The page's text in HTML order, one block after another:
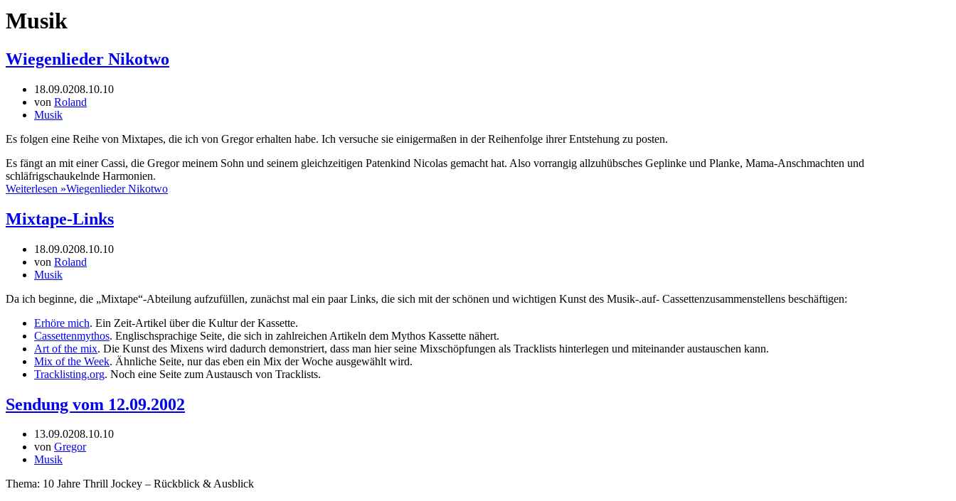
Musik
Wiegenlieder Nikotwo
18.09.0208.10.10
von Roland
Musik
Es folgen eine Reihe von Mixtapes, die ich von Gregor erhalten habe. Ich versuche sie einigermaßen in der Reihenfolge ihrer Entstehung zu posten.
Es fängt an mit einer Cassi, die Gregor meinem Sohn und seinem gleichzeitigen Patenkind Nicolas gemacht hat. Also vorrangig allzuhübsches Geplinke und Planke, Mama-Anschmachten und
schläfrigschaukelnde Harmonien.
Weiterlesen »Wiegenlieder Nikotwo
Mixtape-Links
18.09.0208.10.10
von Roland
Musik
Da ich beginne, die „Mixtape“-Abteilung aufzufüllen, zunächst mal ein paar Links, die sich mit der schönen und wichtigen Kunst des Musik-.auf- Cassettenzusammenstellens beschäftigen:
Erhöre mich. Ein Zeit-Artikel über die Kultur der Kassette.
Cassettenmythos. Englischsprachige Seite, die sich in zahlreichen Artikeln dem Mythos Kassette nähert.
Art of the mix. Die Kunst des Mixens wird dadurch demonstriert, dass man hier seine Mixschöpfungen als Tracklists hinterlegen und miteinander austauschen kann.
Mix of the Week. Ähnliche Seite, nur das eben ein Mix der Woche ausgewählt wird.
Tracklisting.org. Noch eine Seite zum Austausch von Tracklists.
Sendung vom 12.09.2002
13.09.0208.10.10
von Gregor
Musik
Thema: 10 Jahre Thrill Jockey – Rückblick & Ausblick